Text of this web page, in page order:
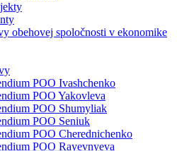
obehovej spoločnosti v ekonomike
POO Ivashchenko
POO Yakovleva
POO Shumyliak
POO Seniuk
POO Cherednichenko
POO Rayevnyeva